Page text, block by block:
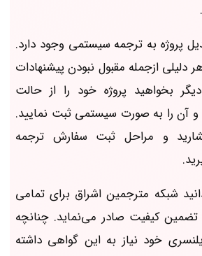
پروژه به ترجمه سیستمی وجود دارد.
ازجمله مقبول نبودن پیشنهادات
بخواهید پروژه خود را از حالت
و آن را به صورت سیستمی ثبت نمایید.
و مراحل ثبت سفارش ترجمه
شبکه مترجمین اشراق برای تمامی
کیفیت صادر می‌نماید. چنانچه
خود نیاز به این گواهی داشته